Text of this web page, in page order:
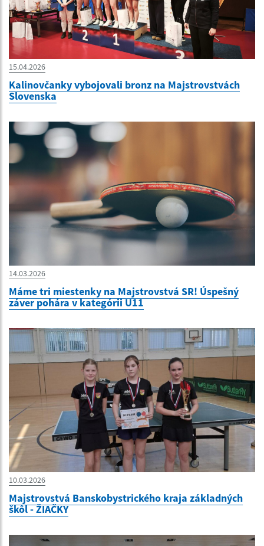
15.04.2026
Kalinovčanky vybojovali bronz na Majstrovstvách
Slovenska
14.03.2026
Máme tri miestenky na Majstrovstvá SR! Úspešný
záver pohára v kategórii U11
10.03.2026
Majstrovstvá Banskobystrického kraja základných
škôl - ŽIAČKY